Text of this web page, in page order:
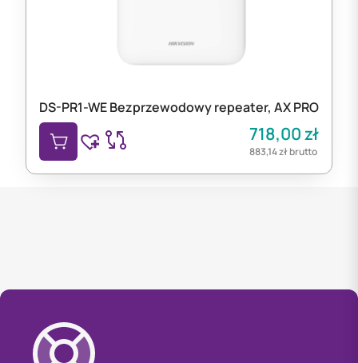
DS-PR1-WE Bezprzewodowy repeater, AX PRO
718,00zł
883,14złbrutto